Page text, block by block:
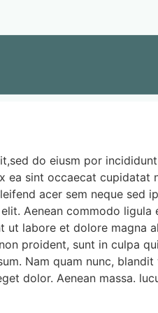
do eiusm por
ea sint occaecat
acer sem neque sed
Aenean commodo
labore et dolore magna
proident, sunt in culpa
Nam quam nunc,
dolor. Aenean massa.